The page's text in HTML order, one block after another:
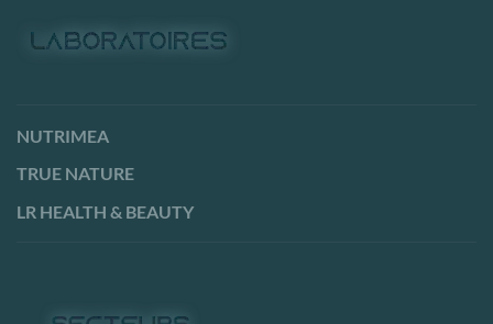
NUTRIMEA
TRUE NATURE
LR HEALTH & BEAUTY